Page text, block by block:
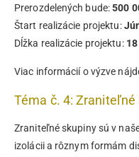
Prerozdelených bude:500
Štart realizácie projektu:
Dĺžka realizácie projektu:
Viac informácií o výzve
Téma č. 4: Zraniteľné
Zraniteľné skupiny sú v
izolácii a rôznym formám